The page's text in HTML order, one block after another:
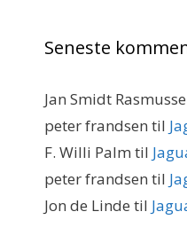
Seneste
Jan Smidt
peter frandsen til
F. Willi Palm til
peter frandsen til
Jon de Linde til